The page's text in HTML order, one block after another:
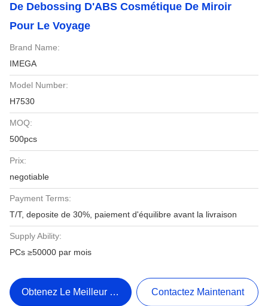
De Debossing D'ABS Cosmétique De Miroir
Pour Le Voyage
Brand Name:
IMEGA
Model Number:
H7530
MOQ:
500pcs
Prix:
negotiable
Payment Terms:
T/T, deposite de 30%, paiement d'équilibre avant la livraison
Supply Ability:
PCs ≥50000 par mois
Obtenez Le Meilleur Prix Contactez Maintenant